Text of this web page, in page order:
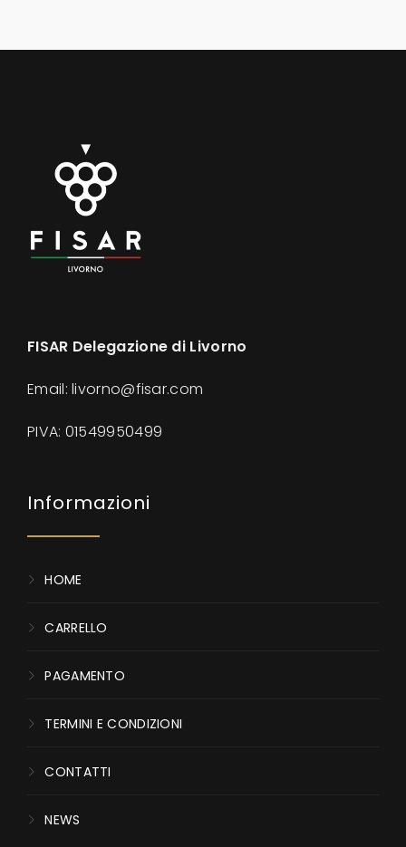
FISAR Delegazione di Livorno
Email: livorno@fisar.com
PIVA: 01549950499
Informazioni
HOME
CARRELLO
PAGAMENTO
TERMINI E CONDIZIONI
CONTATTI
NEWS